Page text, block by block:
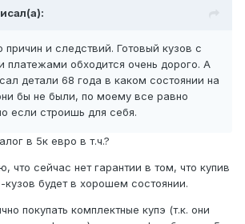
причин и следствий. Готовый кузов с
платежами обходится очень дорого. А
детали 68 года в каком состоянии на
бы не были, по моему все равно
если строишь для себя.
в 5к евро в т.ч.?
что сейчас нет гарантии в том, что купив
кузов будет в хорошем состоянии.
покупать комплектные купэ (т.к. они